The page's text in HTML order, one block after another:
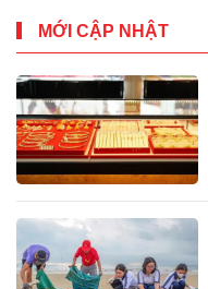
MỚI CẬP NHẬT